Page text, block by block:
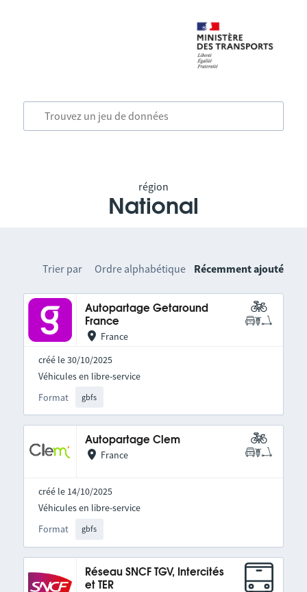
région
National
Trier par Ordre alphabétique Récemment ajouté
Autopartage Getaround
France
France
créé le 30/10/2025
Format gbfs
Véhicules en libre-service
Autopartage Clem
France
créé le 14/10/2025
Format gbfs
Véhicules en libre-service
Réseau SNCF TGV, Intercités
et TER